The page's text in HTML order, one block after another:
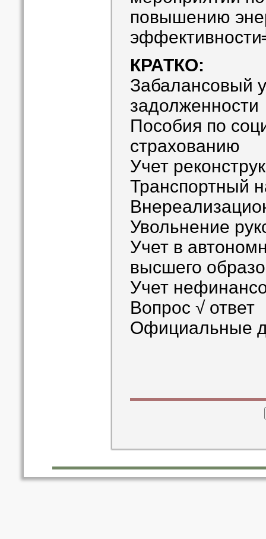
повышению
КРАТКО:
Забалансовый
задолженности
Пособия по
страхованию
Учет
Транспортный
Увольнение
Учет в
высшего
Учет
Вопрос √ ответ
Официальные